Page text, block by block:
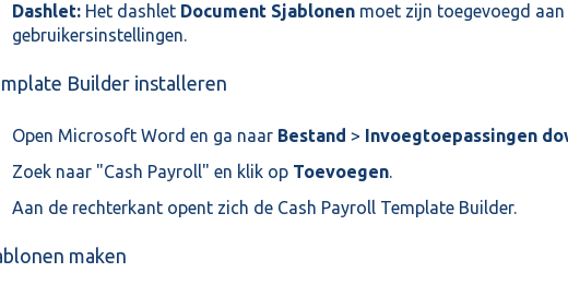
Dashlet:Het dashlet Document Sjablonenmoet zijn toegevoegd aan
gebruikersinstellingen.
Builder installeren
Open Microsoft Word en ga naar Bestand > Invoegtoepassingen
Zoek naar "Cash Payroll" en klik op Toevoegen.
Aan de rechterkant opent zich de Cash Payroll Template Builder.
maken